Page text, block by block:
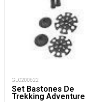
GLO200622
Set Bastones De
Trekking Adventure